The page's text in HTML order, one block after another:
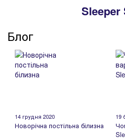
Sleeper
Блог
14 грудня 2020
Новорічна постільна білизна
19